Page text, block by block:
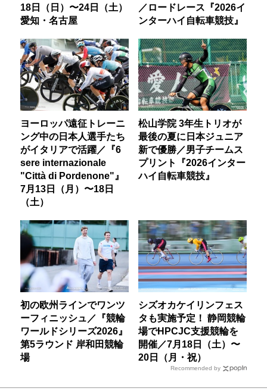
18日（日）〜24日（土）
愛知・名古屋
／ロードレース『2026イ
ンターハイ自転車競技』
ヨーロッパ遠征トレーニ
ング中の日本人選手たち
がイタリアで活躍／『6
sere internazionale
"Città di Pordenone"』
7月13日（月）〜18日
（土）
松山学院 3年生トリオが
最後の夏に日本ジュニア
新で優勝／男子チームス
プリント『2026インター
ハイ自転車競技』
初の欧州ラインでワンツ
ーフィニッシュ／『競輪
ワールドシリーズ2026』
第5ラウンド 岸和田競輪
場
シズオカケイリンフェス
タも実施予定！ 静岡競輪
場でHPCJC支援競輪を
開催／7月18日（土）〜
20日（月・祝）
Recommended by